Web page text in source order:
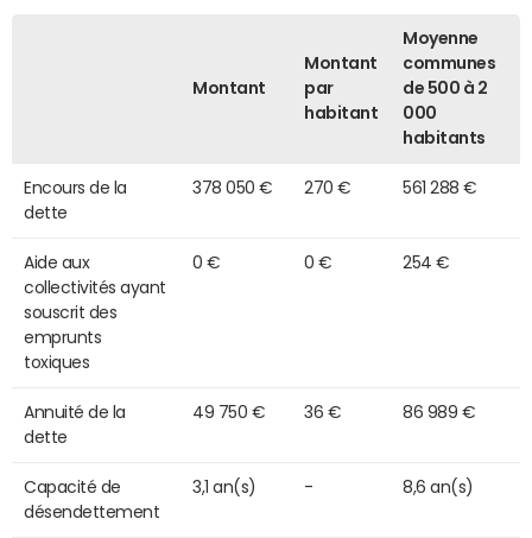
Montant
Montant
par
habitant
Moyenne
communes
de 500 à 2
000
habitants
Encours de la
dette
378 050 € 270 € 561 288 €
Aide aux
collectivités ayant
souscrit des
emprunts
toxiques
0 € 0 € 254 €
Annuité de la
dette
49 750 € 36 € 86 989 €
Capacité de
désendettement
3,1 an(s) - 8,6 an(s)